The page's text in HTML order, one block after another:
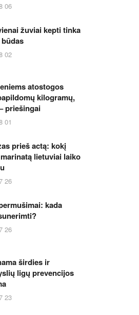
06
žuviai kepti tinka
02
atostogos
kilogramų,
priešingai
01
prieš actą: kokį
lietuviai laiko
26
kada
26
širdies ir
ligų prevencijos
23